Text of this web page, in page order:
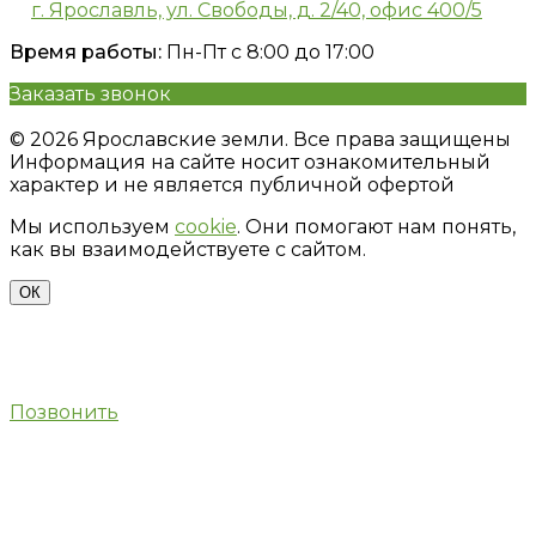
г. Ярославль, ул. Свободы, д. 2/40, офис 400/5
Время работы: Пн-Пт с 8:00 до 17:00
Заказать звонок
© 2026 Ярославские земли. Все права защищены
Информация на сайте носит ознакомительный
характер и не является публичной офертой
Мы используем cookie. Они помогают нам понять,
как вы взаимодействуете с сайтом.
ОК
Позвонить